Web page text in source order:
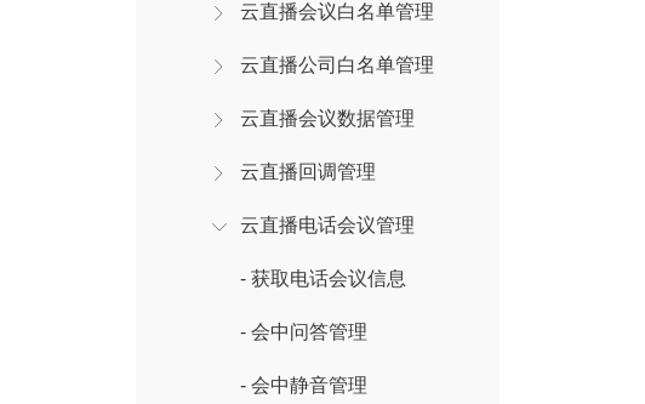
云直播会议白名单管理
云直播公司白名单管理
云直播会议数据管理
云直播回调管理
云直播电话会议管理
- 获取电话会议信息
- 会中问答管理
- 会中静音管理